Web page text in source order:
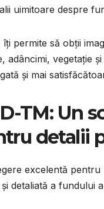
uimitoare despre
permite să obții
adâncimi, vegetație
și mai
TM: Un
detalii
excelentă
detaliată a fundului